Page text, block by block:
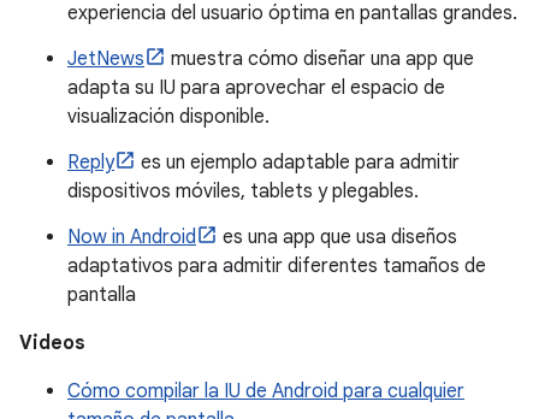
experiencia del usuario óptima en pantallas grandes.
JetNews
muestra cómo diseñar una app que
adapta su IU para aprovechar el espacio de
visualización disponible.
Reply
es un ejemplo adaptable para admitir
dispositivos móviles, tablets y plegables.
Now in Android
es una app que usa diseños
adaptativos para admitir diferentes tamaños de
pantalla
Videos
Cómo compilar la IU de Android para cualquier